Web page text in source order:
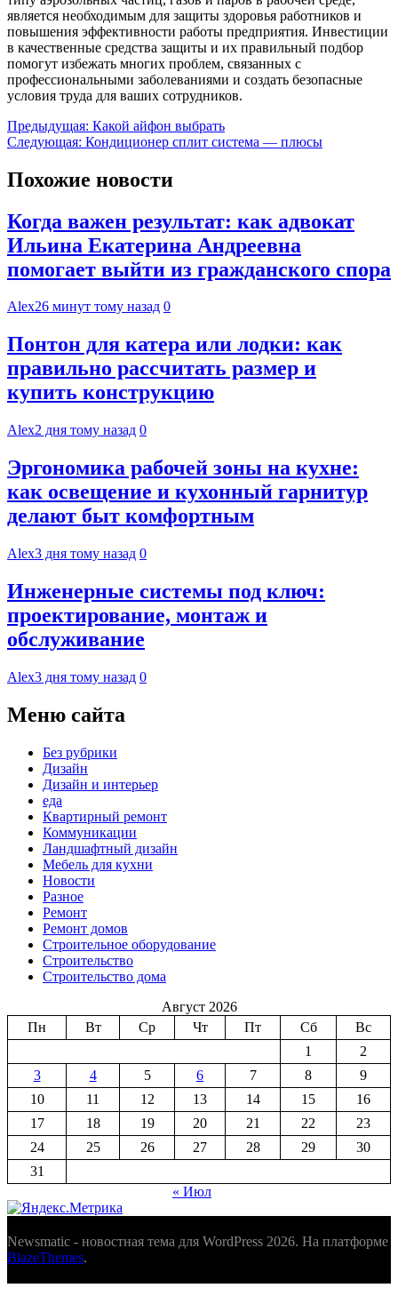
является необходимым для защиты здоровья работников и
повышения эффективности работы предприятия. Инвестиции
в качественные средства защиты и их правильный подбор
помогут избежать многих проблем, связанных с
профессиональными заболеваниями и создать безопасные
условия труда для ваших сотрудников.
Навигация
по
записям
Предыдущая: Какой айфон выбрать
Следующая: Кондиционер сплит система — плюсы
Похожие новости
Когда важен результат: как адвокат
Ильина Екатерина Андреевна
помогает выйти из гражданского спора
Alex26 минут тому назад 0
Понтон для катера или лодки: как
правильно рассчитать размер и
купить конструкцию
Alex2 дня тому назад 0
Эргономика рабочей зоны на кухне:
как освещение и кухонный гарнитур
делают быт комфортным
Alex3 дня тому назад 0
Инженерные системы под ключ:
проектирование, монтаж и
обслуживание
Alex3 дня тому назад 0
Меню сайта
Без рубрики
Дизайн
Дизайн и интерьер
еда
Квартирный ремонт
Коммуникации
Ландшафтный дизайн
Мебель для кухни
Новости
Разное
Ремонт
Ремонт домов
Строительное оборудование
Строительство
Строительство дома
Август 2026
Пн
Вт Ср Чт Пт Сб
Вс
1
2
3
4 5 6 7 8
9
10
11 12 13 14 15
16
17
18 19 20 21 22
23
24
25 26 27 28 29
30
31
« Июл
Newsmatic - новостная тема для WordPress 2026. На платформе
BlazeThemes.